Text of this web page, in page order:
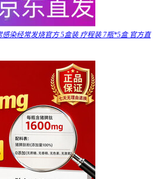
染经常发烧官方 5盒装 疗程装 7瓶*5盒 官方直